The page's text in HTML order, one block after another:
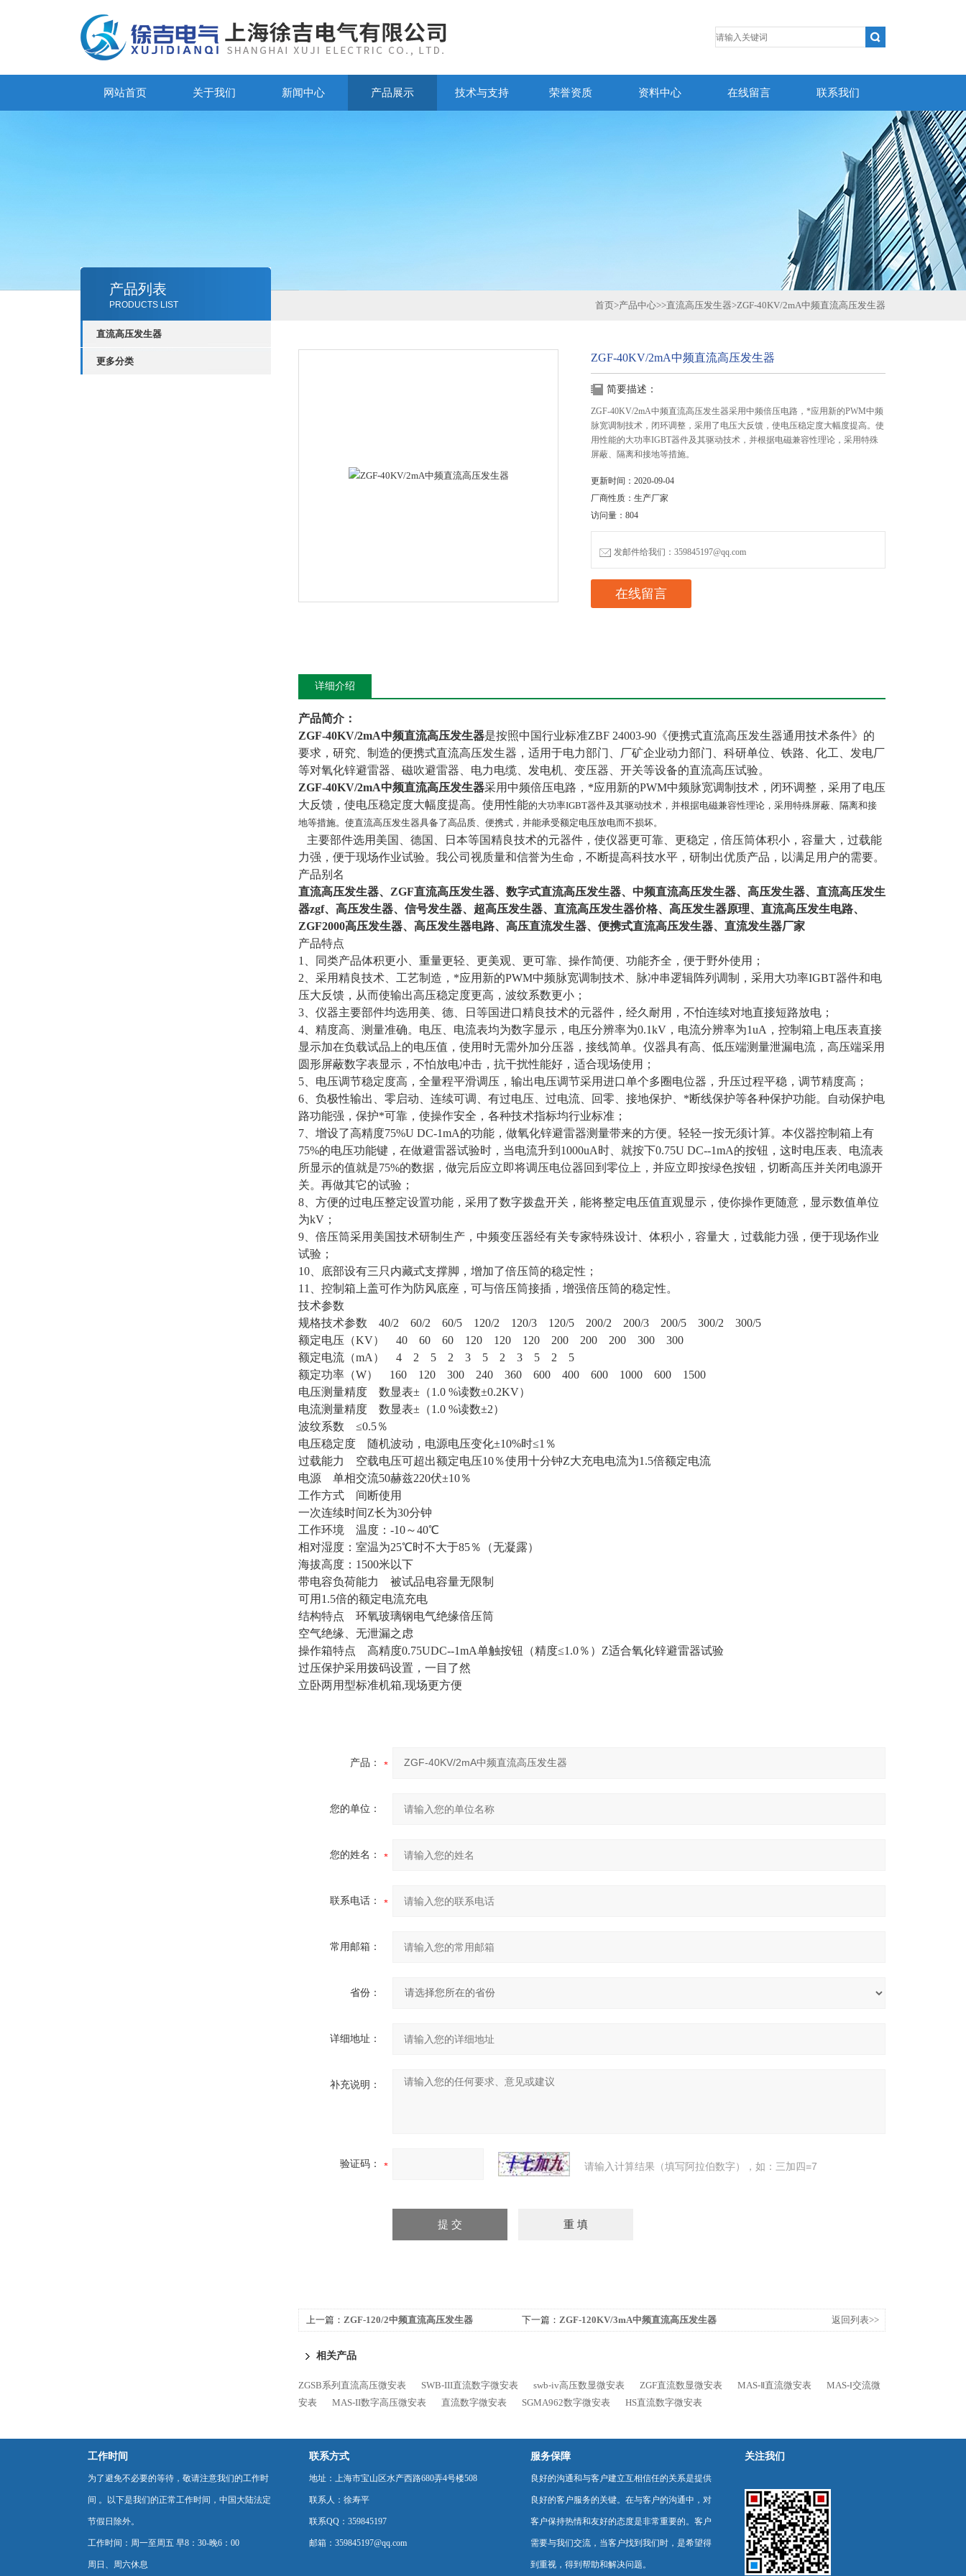
网站首页 关于我们 新闻中心 产品展示 技术与支持 荣誉资质 资料中心 在线留言 联系我们
产品列表
PRODUCTS LIST
直流高压发生器
更多分类
首页>产品中心>>直流高压发生器>ZGF-40KV/2mA中频直流高压发生器
ZGF-40KV/2mA中频直流高压发生器
简要描述：
ZGF-40KV/2mA中频直流高压发生器采用中频倍压电路，*应用新的PWM中频
脉宽调制技术，闭环调整，采用了电压大反馈，使电压稳定度大幅度提高。使
用性能的大功率IGBT器件及其驱动技术，并根据电磁兼容性理论，采用特殊
屏蔽、隔离和接地等措施。
更新时间：2020-09-04
厂商性质：生产厂家
访问量：804
发邮件给我们：359845197@qq.com
在线留言
详细介绍
产品简介：
ZGF-40KV/2mA中频直流高压发生器是按照中国行业标准ZBF 24003-90《便携式直流高压发生器通用技术条件》的
要求，研究、制造的便携式直流高压发生器，适用于电力部门、厂矿企业动力部门、科研单位、铁路、化工、发电厂
等对氧化锌避雷器、磁吹避雷器、电力电缆、发电机、变压器、开关等设备的直流高压试验。
ZGF-40KV/2mA中频直流高压发生器采用中频倍压电路，*应用新的PWM中频脉宽调制技术，闭环调整，采用了电压
大反馈，使电压稳定度大幅度提高。使用性能的大功率IGBT器件及其驱动技术，并根据电磁兼容性理论，采用特殊屏蔽、隔离和接
地等措施。使直流高压发生器具备了高品质、便携式，并能承受额定电压放电而不损坏。
主要部件选用美国、德国、日本等国精良技术的元器件，使仪器更可靠、更稳定，倍压筒体积小，容量大，过载能
力强，便于现场作业试验。我公司视质量和信誉为生命，不断提高科技水平，研制出优质产品，以满足用户的需要。
产品别名
直流高压发生器、ZGF直流高压发生器、数字式直流高压发生器、中频直流高压发生器、高压发生器、直流高压发生
器zgf、高压发生器、信号发生器、超高压发生器、直流高压发生器价格、高压发生器原理、直流高压发生电路、
ZGF2000高压发生器、高压发生器电路、高压直流发生器、便携式直流高压发生器、直流发生器厂家
产品特点
1、同类产品体积更小、重量更轻、更美观、更可靠、操作简便、功能齐全，便于野外使用；
2、采用精良技术、工艺制造，*应用新的PWM中频脉宽调制技术、脉冲串逻辑阵列调制，采用大功率IGBT器件和电
压大反馈，从而使输出高压稳定度更高，波纹系数更小；
3、仪器主要部件均选用美、德、日等国进口精良技术的元器件，经久耐用，不怕连续对地直接短路放电；
4、精度高、测量准确。电压、电流表均为数字显示，电压分辨率为0.1kV，电流分辨率为1uA，控制箱上电压表直接
显示加在负载试品上的电压值，使用时无需外加分压器，接线简单。仪器具有高、低压端测量泄漏电流，高压端采用
圆形屏蔽数字表显示，不怕放电冲击，抗干扰性能好，适合现场使用；
5、电压调节稳定度高，全量程平滑调压，输出电压调节采用进口单个多圈电位器，升压过程平稳，调节精度高；
6、负极性输出、零启动、连续可调、有过电压、过电流、回零、接地保护、*断线保护等各种保护功能。自动保护电
路功能强，保护*可靠，使操作安全，各种技术指标均行业标准；
7、增设了高精度75%U DC-1mA的功能，做氧化锌避雷器测量带来的方便。轻轻一按无须计算。本仪器控制箱上有
75%的电压功能键，在做避雷器试验时，当电流升到1000uA时、就按下0.75U DC--1mA的按钮，这时电压表、电流表
所显示的值就是75%的数据，做完后应立即将调压电位器回到零位上，并应立即按绿色按钮，切断高压并关闭电源开
关。再做其它的试验；
8、方便的过电压整定设置功能，采用了数字拨盘开关，能将整定电压值直观显示，使你操作更随意，显示数值单位
为kV；
9、倍压筒采用美国技术研制生产，中频变压器经有关专家特殊设计、体积小，容量大，过载能力强，便于现场作业
试验；
10、底部设有三只内藏式支撑脚，增加了倍压筒的稳定性；
11、控制箱上盖可作为防风底座，可与倍压筒接插，增强倍压筒的稳定性。
技术参数
规格技术参数 40/2 60/2 60/5 120/2 120/3 120/5 200/2 200/3 200/5 300/2 300/5
额定电压（KV） 40 60 60 120 120 120 200 200 200 300 300
额定电流（mA） 4 2 5 2 3 5 2 3 5 2 5
额定功率（W） 160 120 300 240 360 600 400 600 1000 600 1500
电压测量精度 数显表±（1.0 %读数±0.2KV）
电流测量精度 数显表±（1.0 %读数±2）
波纹系数 ≤0.5％
电压稳定度 随机波动，电源电压变化±10%时≤1％
过载能力 空载电压可超出额定电压10％使用十分钟Z大充电电流为1.5倍额定电流
电源 单相交流50赫兹220伏±10％
工作方式 间断使用
一次连续时间Z长为30分钟
工作环境 温度：-10～40℃
相对湿度：室温为25℃时不大于85％（无凝露）
海拔高度：1500米以下
带电容负荷能力 被试品电容量无限制
可用1.5倍的额定电流充电
结构特点 环氧玻璃钢电气绝缘倍压筒
空气绝缘、无泄漏之虑
操作箱特点 高精度0.75UDC--1mA单触按钮（精度≤1.0％）Z适合氧化锌避雷器试验
过压保护采用拨码设置，一目了然
立卧两用型标准机箱,现场更方便
产品：
您的单位：
您的姓名：
联系电话：
常用邮箱：
省份：
详细地址：
补充说明：
验证码： 请输入计算结果（填写阿拉伯数字），如：三加四=7
上一篇： ZGF-120/2中频直流高压发生器 下一篇： ZGF-120KV/3mA中频直流高压发生器 返回列表>>
相关产品
ZGSB系列直流高压微安表 SWB-III直流数字微安表 swb-iv高压数显微安表 ZGF直流数显微安表 MAS-Ⅱ直流微安表
MAS-Ⅰ交流微
安表
MAS-II数字高压微安表 直流数字微安表 SGMA962数字微安表 HS直流数字微安表
工作时间
为了避免不必要的等待，敬请注意我们的工作时
间 。以下是我们的正常工作时间，中国大陆法定
节假日除外。
工作时间：周一至周五 早8：30-晚6：00
周日、周六休息
联系方式
地址：上海市宝山区水产西路680弄4号楼508
联系人：徐寿平
联系QQ：359845197
邮箱：359845197@qq.com
服务保障
良好的沟通和与客户建立互相信任的关系是提供
良好的客户服务的关键。在与客户的沟通中，对
客户保持热情和友好的态度是非常重要的。客户
需要与我们交流，当客户找到我们时，是希望得
到重视，得到帮助和解决问题。
关注我们